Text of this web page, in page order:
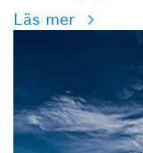
Läs mer